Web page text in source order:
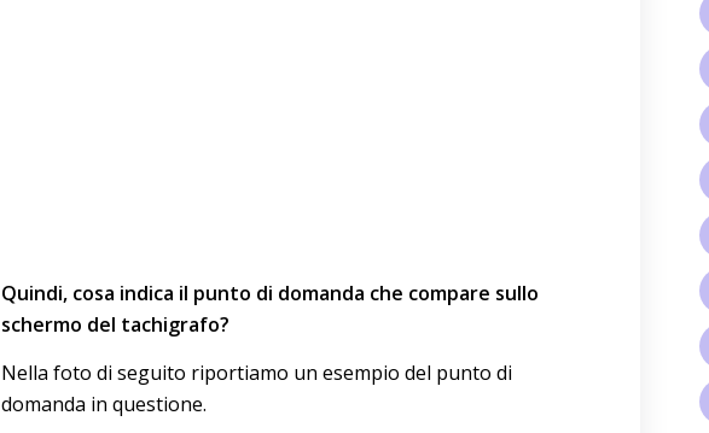
Quindi, cosa indica il punto di domanda che compare sullo
schermo del tachigrafo?
Nella foto di seguito riportiamo un esempio del punto di
domanda in questione.